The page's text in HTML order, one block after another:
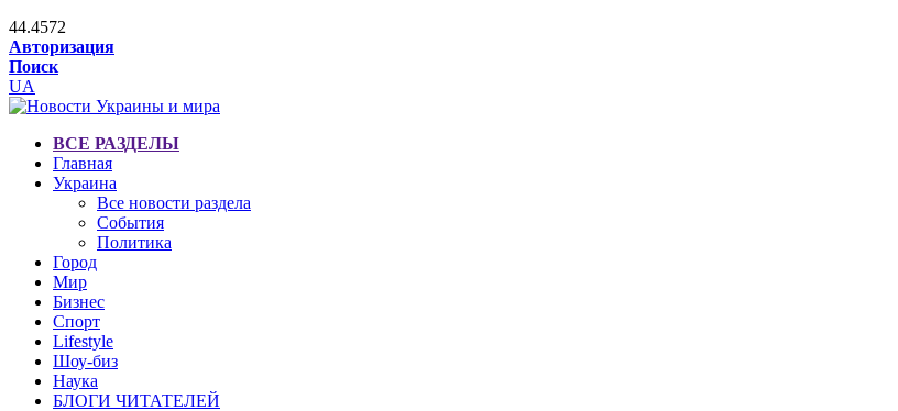
44.4572
Авторизация
Поиск
UA
ВСЕ РАЗДЕЛЫ
Главная
Украина
Все новости раздела
События
Политика
Город
Мир
Бизнес
Спорт
Lifestyle
Шоу-биз
Наука
БЛОГИ ЧИТАТЕЛЕЙ